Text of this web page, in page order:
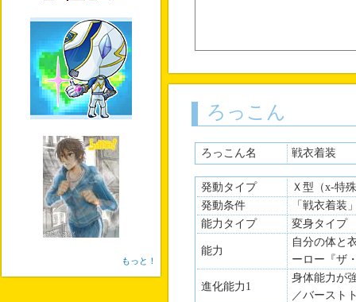
ろっこん
ろっこん名 戦衣着装
発動タイプ
Ｘ型（x-特
発動条件
「戦衣着装
能力タイプ
変身タイプ
能力
自分の体と
ーロー『ザ
進化能力1
身体能力が
／バースト
もっと！